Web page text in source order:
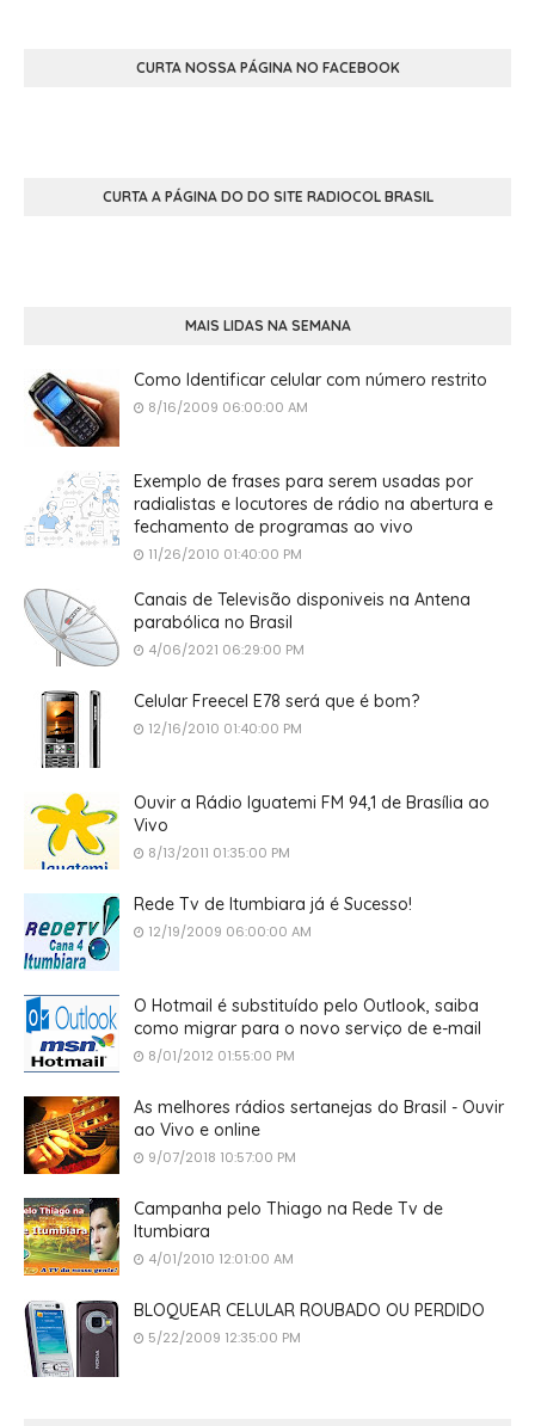
CURTA NOSSA PÁGINA NO FACEBOOK
CURTA A PÁGINA DO DO SITE RADIOCOL BRASIL
MAIS LIDAS NA SEMANA
Como Identificar celular com número restrito
8/16/2009 06:00:00 AM
Exemplo de frases para serem usadas por
radialistas e locutores de rádio na abertura e
fechamento de programas ao vivo
11/26/2010 01:40:00 PM
Canais de Televisão disponiveis na Antena
parabólica no Brasil
4/06/2021 06:29:00 PM
Celular Freecel E78 será que é bom?
12/16/2010 01:40:00 PM
Ouvir a Rádio Iguatemi FM 94,1 de Brasília ao
Vivo
8/13/2011 01:35:00 PM
Rede Tv de Itumbiara já é Sucesso!
12/19/2009 06:00:00 AM
O Hotmail é substituído pelo Outlook, saiba
como migrar para o novo serviço de e-mail
8/01/2012 01:55:00 PM
As melhores rádios sertanejas do Brasil - Ouvir
ao Vivo e online
9/07/2018 10:57:00 PM
Campanha pelo Thiago na Rede Tv de
Itumbiara
4/01/2010 12:01:00 AM
BLOQUEAR CELULAR ROUBADO OU PERDIDO
5/22/2009 12:35:00 PM